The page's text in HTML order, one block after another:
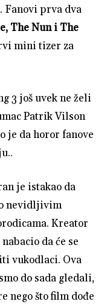
prva dva
The Nun i The
mini tizer za
3 još uvek ne želi
Patrik Vilson
je da horor fanove
je istakao da
nevidljivim
Kreator
da će se
vukodlaci. Ova
do sada gledali,
nego što film dođe